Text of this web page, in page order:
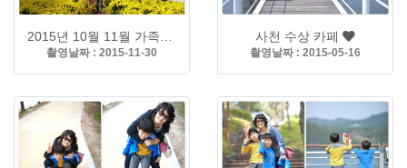
촬영날짜 : 2015-11-30
사천 수상 카페
촬영날짜 : 2015-05-16